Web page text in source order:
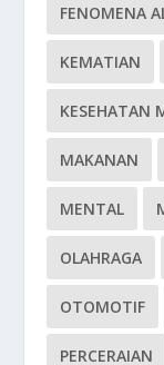
FENOMENA
KEMATIAN
KESEHATAN
MAKANAN
MENTAL
OLAHRAGA
OTOMOTIF
PERCERAIAN